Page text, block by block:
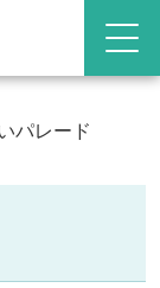
パレード